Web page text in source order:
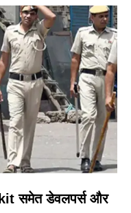
समेत डेवलपर्स और